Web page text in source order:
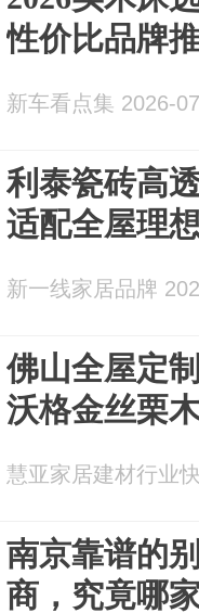
性价比品牌
新车看点集 2026-
利泰瓷砖高
适配全屋理
新一线家居品牌
佛山全屋定
沃格金丝栗
慧亚家居建材行业
南京靠谱的
商，究竟哪